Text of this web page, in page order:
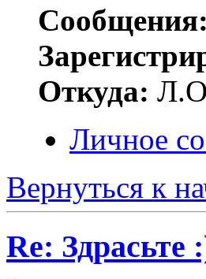
Сообщения:
Откуда:
Личное
Вернуться к
Re: Здрасьте